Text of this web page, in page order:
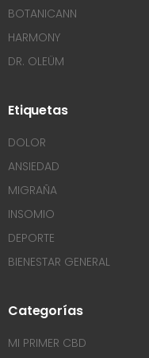
BOTANICANN
HARMONY
DR. OLEÜM
Etiquetas
DOLOR
ANSIEDAD
MIGRAÑA
INSOMIO
DEPORTE
BIENESTAR GENERAL
Categorías
MI PRIMER CBD